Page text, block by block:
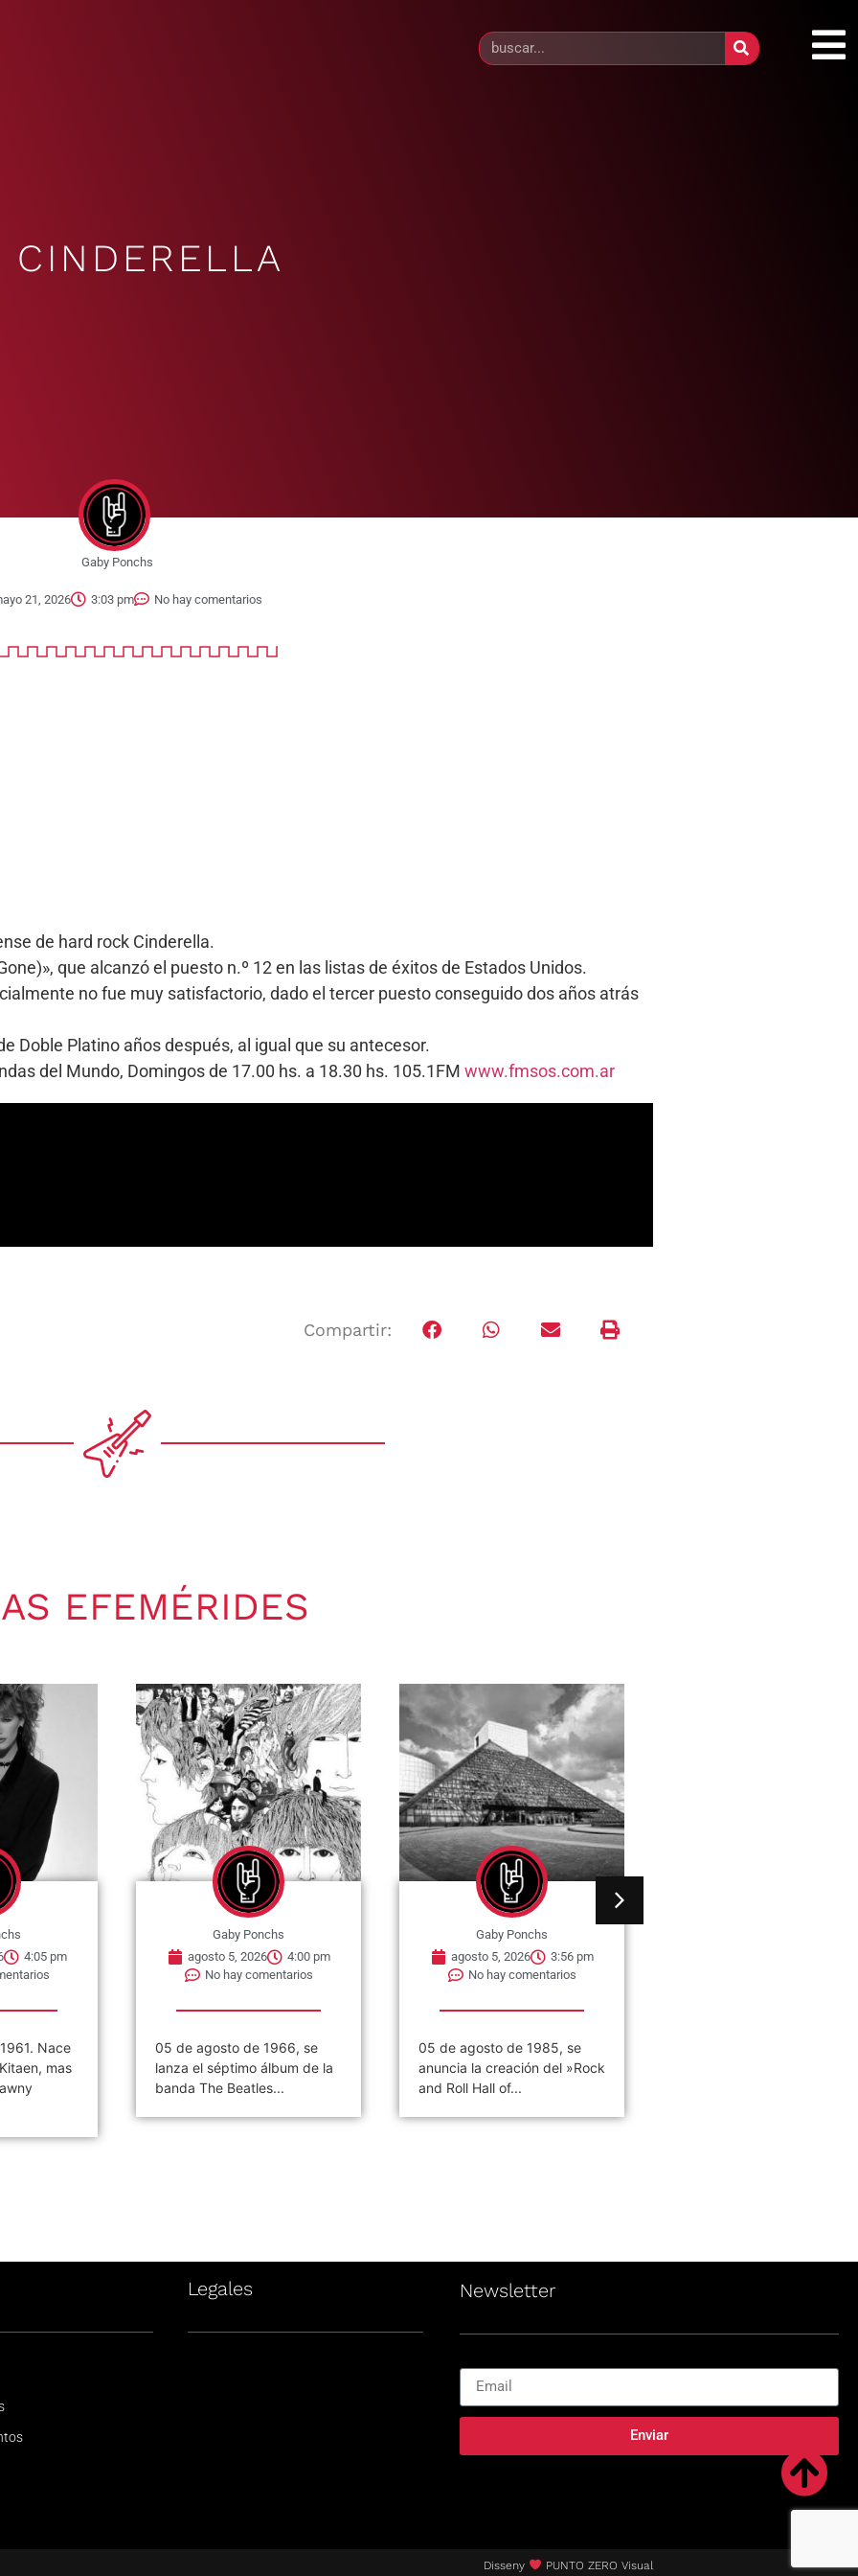
CINDERELLA
Gaby Ponchs
21, 2026 3:03 pm No hay comentarios
de hard rock Cinderella.
que alcanzó el puesto n.º 12 en las listas de éxitos de Estados Unidos.
no fue muy satisfactorio, dado el tercer puesto conseguido dos años atrás
Doble Platino años después, al igual que su antecesor.
del Mundo, Domingos de 17.00 hs. a 18.30 hs. 105.1FM www.fmsos.com.ar
Compartir:
EFEMÉRIDES
4:05 pm
Nace
mas
Gaby Ponchs
agosto 5, 2026
4:00 pm
No hay comentarios
05 de agosto de 1966, se
lanza el séptimo álbum de la
banda The Beatles...
Gaby Ponchs
agosto 5, 2026
3:56 pm
No hay comentarios
05 de agosto de 1985, se
anuncia la creación del »Rock
and Roll Hall of...
Legales Newsletter
Enviar
Disseny PUNTO ZERO Visual